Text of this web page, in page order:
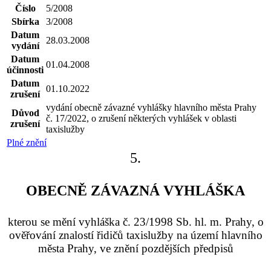
Číslo
5/2008
Sbírka
3/2008
Datum
vydání
28.03.2008
Datum
účinnosti
01.04.2008
Datum
zrušení
01.10.2022
Důvod
zrušení
vydání obecně závazné vyhlášky hlavního města Prahy
č. 17/2022, o zrušení některých vyhlášek v oblasti
taxislužby
Plné znění
5.
OBECNĚ ZÁVAZNÁ VYHLÁŠKA
kterou se mění vyhláška č. 23/1998 Sb. hl. m. Prahy, o
ověřování znalostí řidičů taxislužby na území hlavního
města Prahy, ve znění pozdějších předpisů